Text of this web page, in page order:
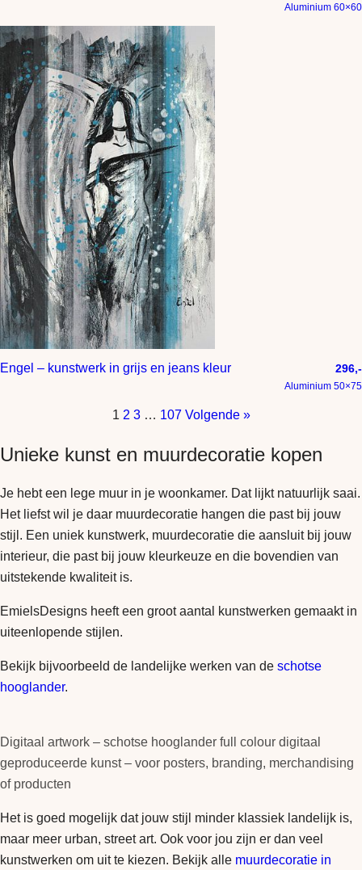
Aluminium 60×60
Engel – kunstwerk in grijs en jeans kleur 296,-
Aluminium 50×75
1 2 3 … 107 Volgende »
Unieke kunst en muurdecoratie kopen
Je hebt een lege muur in je woonkamer. Dat lijkt natuurlijk saai.
Het liefst wil je daar muurdecoratie hangen die past bij jouw
stijl. Een uniek kunstwerk, muurdecoratie die aansluit bij jouw
interieur, die past bij jouw kleurkeuze en die bovendien van
uitstekende kwaliteit is.
EmielsDesigns heeft een groot aantal kunstwerken gemaakt in
uiteenlopende stijlen.
Bekijk bijvoorbeeld de landelijke werken van de schotse
hooglander.
Digitaal artwork – schotse hooglander full colour digitaal
geproduceerde kunst – voor posters, branding, merchandising
of producten
Het is goed mogelijk dat jouw stijl minder klassiek landelijk is,
maar meer urban, street art. Ook voor jou zijn er dan veel
kunstwerken om uit te kiezen. Bekijk alle muurdecoratie in